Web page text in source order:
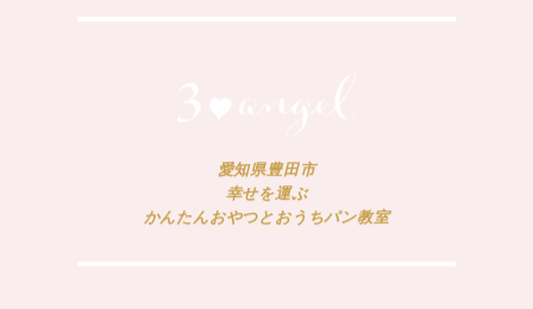
愛知県豊田市
幸せを運ぶ
かんたんおやつとおうちパン教室